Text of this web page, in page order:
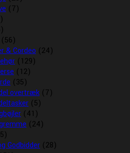
(7)
(56)
& Cordeo (24)
(129)
(12)
(35)
overtræk (7)
(5)
(41)
(24)
Godbidder (28)